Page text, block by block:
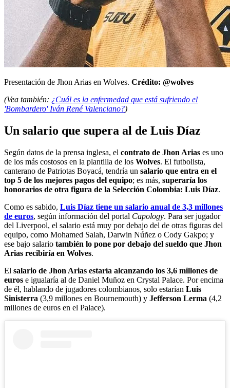
Presentación de Jhon Arias en Wolves. Crédito: @wolves
(Vea también: ¿Cuál es la enfermedad que está sufriendo el
'Bombardero' Iván René Valenciano?)
Un salario que supera al de Luis Díaz
Según datos de la prensa inglesa, el contrato de Jhon Arias es uno
de los más costosos en la plantilla de los Wolves. El futbolista,
canterano de Patriotas Boyacá, tendría un salario que entra en el
top 5 de los mejores pagos del equipo; es más, superaría los
honorarios de otra figura de la Selección Colombia: Luis Díaz.
Como es sabido, Luis Díaz tiene un salario anual de 3,3 millones
de euros, según información del portal Capology. Para ser jugador
del Liverpool, el salario está muy por debajo del de otras figuras del
equipo, como Mohamed Salah, Darwin Núñez o Cody Gakpo; y
ese bajo salario también lo pone por debajo del sueldo que Jhon
Arias recibiría en Wolves.
El salario de Jhon Arias estaría alcanzando los 3,6 millones de
euros e igualaría al de Daniel Muñoz en Crystal Palace. Por encima
de él, hablando de jugadores colombianos, solo estarían Luis
Sinisterra (3,9 millones en Bournemouth) y Jefferson Lerma (4,2
millones de euros en el Palace).